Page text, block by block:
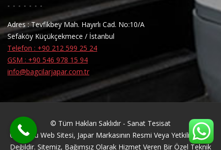
Adres : Tevfikbey Mah. Hayırlı Cad. No:10/A
Sefaköy Küçükçekmece / İstanbul
Telefon : +90 212 599 25 24
GSM : +90 546 978 15 94
info@bagcilarjapar.com.tr
© Tüm Hakları Saklıdır - Sanat Tesisat
Uyarı: Bu Web Sitesi, Japar Markasının Resmi Veya Yetkili Servisi
Değildir. Sitemiz, Bağımsız Olarak Hizmet Veren Bir Özel Teknik